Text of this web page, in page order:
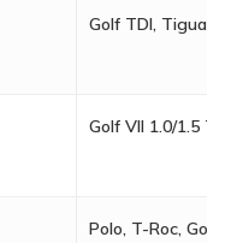
Golf TDI, Tiguan
Golf VII 1.0/1.5 TSI,
Polo, T-Roc, Golf